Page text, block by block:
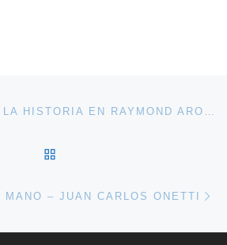
de entradas
MANO – JUAN CARLOS ONETTI